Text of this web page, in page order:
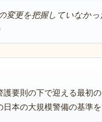
変更を把握していなかっ
要則の下で迎える最初
日本の大規模警備の基準